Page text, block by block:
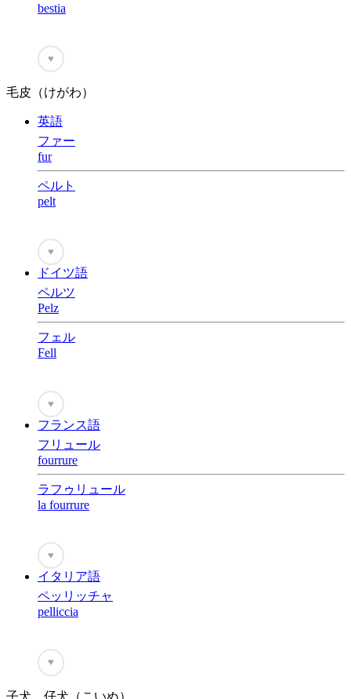
bestia
♥
毛皮（けがわ）
英語
ファー
fur
ペルト
pelt
♥
ドイツ語
ペルツ
Pelz
フェル
Fell
♥
フランス語
フリュール
fourrure
ラフゥリュール
la fourrure
♥
イタリア語
ペッリッチャ
pelliccia
♥
子犬、仔犬（こいぬ）